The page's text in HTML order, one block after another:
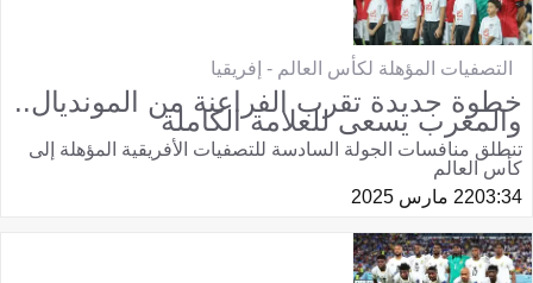
التصفيات المؤهلة لكأس العالم - إفريقيا
خطوة جديدة تقرب الفراعنة من المونديال..
والمغرب يسعى للعلامة الكاملة
تنطلق منافسات الجولة السادسة للتصفيات الأفريقية المؤهلة إلى
كأس العالم
03:3422 مارس 2025